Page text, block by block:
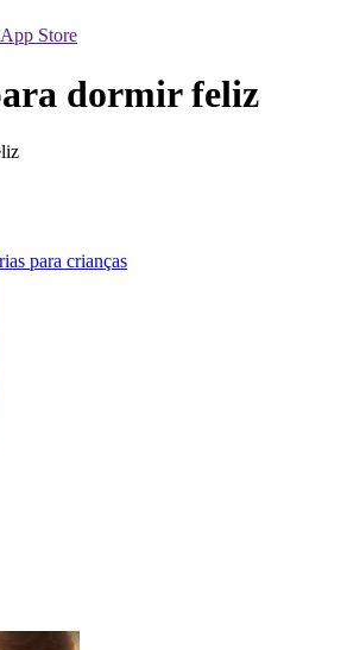
Store
dormir feliz
para crianças